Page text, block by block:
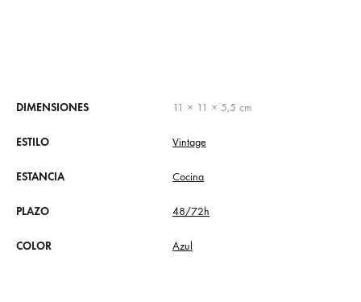
DIMENSIONES 11 × 11 × 5,5 cm
ESTILO Vintage
ESTANCIA Cocina
PLAZO 48/72h
COLOR Azul